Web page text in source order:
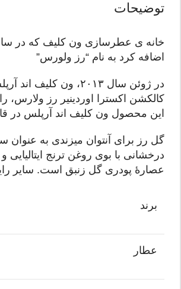
توضیحات
اضافه کرد به نام “رز ولورس”
در ژوئن سال ۲۰۱۳،
کالکشن اکسترا اوردینیر رز
این محصول ون کلیف اند آرپلس در قالب ادو پرفیوم ۷۵
گل رز برای آنتوان میزندی به‌
درخشانی با بوی روغن ترنج
عصارهٔ پودری گل زنبق است. سایر
برند
عطار